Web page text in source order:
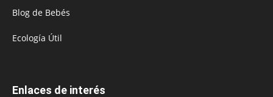
Blog de Bebés
Ecología Útil
Enlaces de interés